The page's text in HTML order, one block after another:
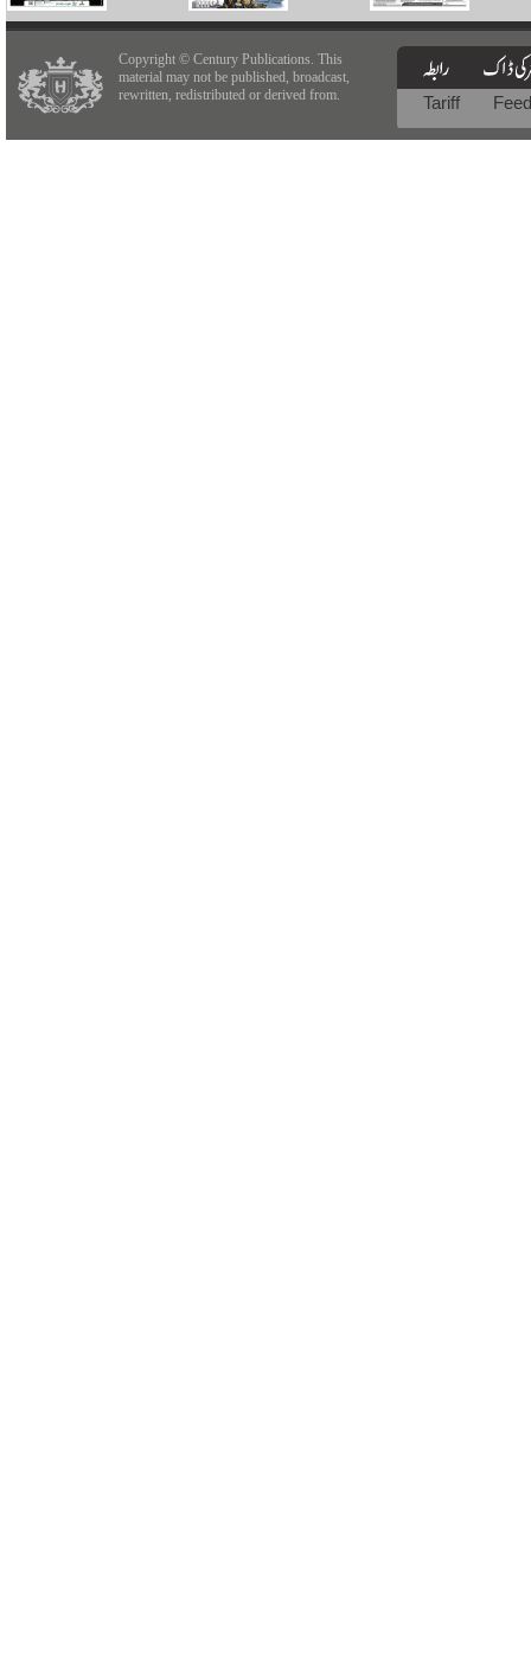
Copyright © Century Publications. This
material may not be published, broadcast,
rewritten, redistributed or derived from.
Tariff